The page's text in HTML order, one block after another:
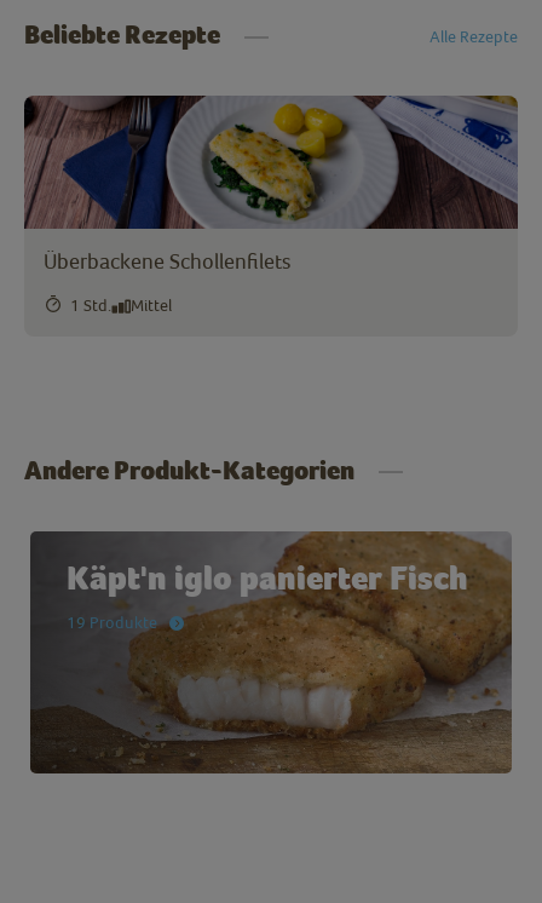
Beliebte Rezepte Alle Rezepte
Überbackene Schollenfilets
1 Std. Mittel
Andere Produkt-Kategorien
Käpt'n iglo panierter Fisch
19 Produkte